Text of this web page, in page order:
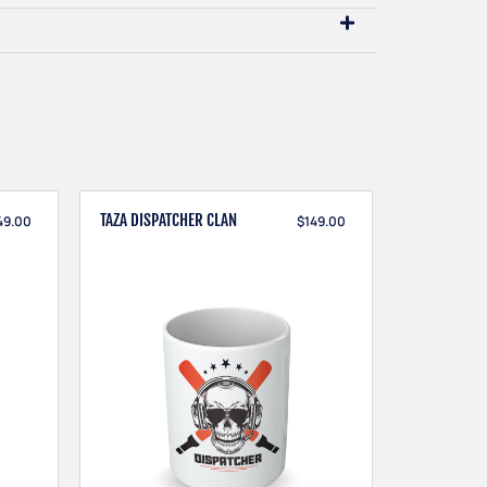
TAZA DISPATCHER CLAN $149.00